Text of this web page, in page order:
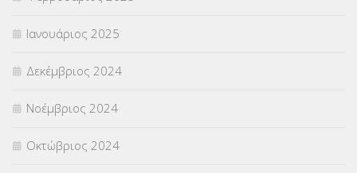
Ιανουάριος 2025
Δεκέμβριος 2024
Νοέμβριος 2024
Οκτώβριος 2024